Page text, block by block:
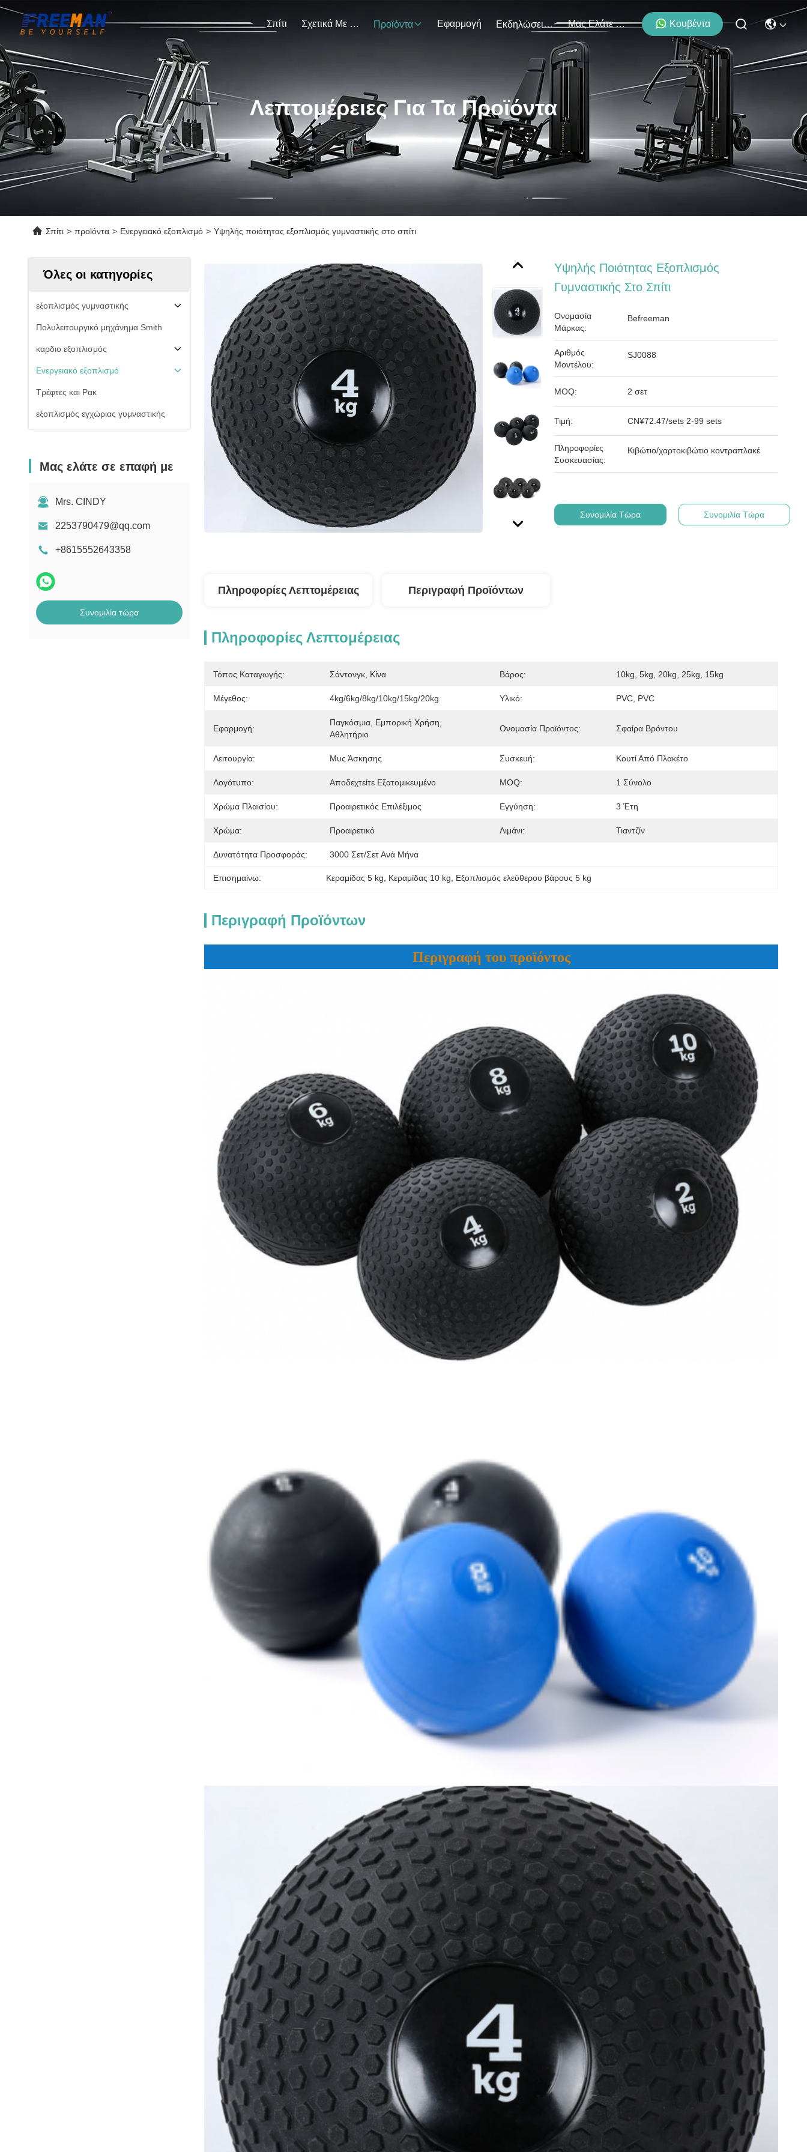
Σπίτι Σχετικά Με Εμάς Προϊόντα Εφαρμογή Εκδηλώσεις Μας Ελάτε Σε Επαφή Με Κουβέντα
Λεπτομέρειες Για Τα Προϊόντα
Σπίτι > προϊόντα > Ενεργειακό εξοπλισμό > Υψηλής ποιότητας εξοπλισμός γυμναστικής στο σπίτι
Όλες οι κατηγορίες
εξοπλισμός γυμναστικής
Πολυλειτουργικό μηχάνημα Smith
καρδιο εξοπλισμός
Ενεργειακό εξοπλισμό
Τρέφτες και Ρακ
εξοπλισμός εγχώριας γυμναστικής
Μας ελάτε σε επαφή με
Mrs. CINDY
2253790479@qq.com
+8615552643358
Συνομιλία τώρα
Υψηλής Ποιότητας Εξοπλισμός
Γυμναστικής Στο Σπίτι
Ονομασία
Μάρκας:
Befreeman
Αριθμός
Μοντέλου:
SJ0088
MOQ: 2 σετ
Τιμή: CN¥72.47/sets 2-99 sets
Πληροφορίες
Συσκευασίας:
Κιβώτιο/χαρτοκιβώτιο κοντραπλακέ
Συνομιλία Τώρα Συνομιλία Τώρα
Πληροφορίες Λεπτομέρειας Περιγραφή Προϊόντων
Πληροφορίες Λεπτομέρειας
Τόπος Καταγωγής: Σάντονγκ, Κίνα Βάρος: 10kg, 5kg, 20kg, 25kg, 15kg
Μέγεθος: 4kg/6kg/8kg/10kg/15kg/20kg Υλικό: PVC, PVC
Εφαρμογή:
Παγκόσμια, Εμπορική Χρήση,
Αθλητήριο
Ονομασία Προϊόντος: Σφαίρα Βρόντου
Λειτουργία: Μυς Άσκησης Συσκευή: Κουτί Από Πλακέτο
Λογότυπο: Αποδεχτείτε Εξατομικευμένο MOQ: 1 Σύνολο
Χρώμα Πλαισίου: Προαιρετικός Επιλέξιμος Εγγύηση: 3 Έτη
Χρώμα: Προαιρετικό Λιμάνι: Τιαντζίν
Δυνατότητα Προσφοράς: 3000 Σετ/σετ Ανά Μήνα
Επισημαίνω: Κεραμίδας 5 kg Κεραμίδας 10 kg Εξοπλισμός ελεύθερου βάρους 5 kg
Περιγραφή Προϊόντων
Περιγραφή του προϊόντος